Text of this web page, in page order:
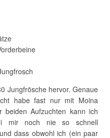
Jungfrösche hervor. Genaue
habe fast nur mit Moina
beiden Aufzuchten kann ich
mir noch nie so schnell
dass obwohl ich (ein paar